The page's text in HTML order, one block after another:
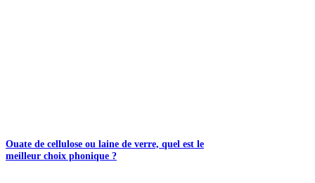
Ouate de cellulose ou laine de verre, quel est le
meilleur choix phonique ?